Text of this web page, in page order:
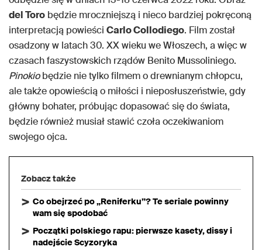
del Toro będzie mroczniejszą i nieco bardziej pokręconą
interpretacją powieści Carlo Collodiego. Film został
osadzony w latach 30. XX wieku we Włoszech, a więc w
czasach faszystowskich rządów Benito Mussoliniego.
Pinokiobędzie nie tylko filmem o drewnianym chłopcu,
ale także opowieścią o miłości i nieposłuszeństwie, gdy
główny bohater, próbując dopasować się do świata,
będzie również musiał stawić czoła oczekiwaniom
swojego ojca.
Zobacz także
Co obejrzeć po „Reniferku”? Te seriale powinny
wam się spodobać
Początki polskiego rapu: pierwsze kasety, dissy i
nadejście Scyzoryka